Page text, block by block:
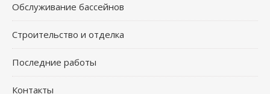
Обслуживание бассейнов
Строительство и отделка
Последние работы
Контакты